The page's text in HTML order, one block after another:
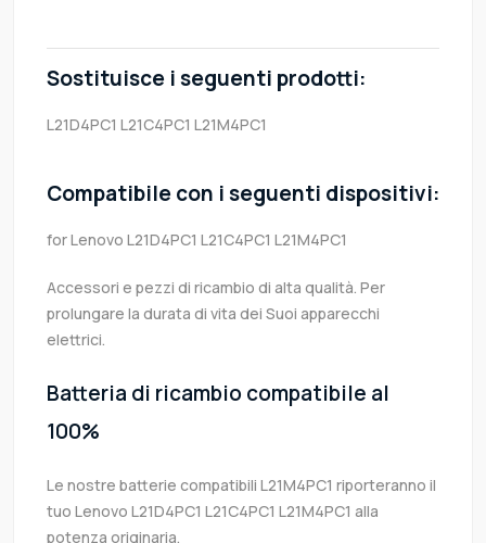
Sostituisce i seguenti prodotti:
L21D4PC1 L21C4PC1 L21M4PC1
Compatibile con i seguenti dispositivi:
for Lenovo L21D4PC1 L21C4PC1 L21M4PC1
Accessori e pezzi di ricambio di alta qualità. Per
prolungare la durata di vita dei Suoi apparecchi
elettrici.
Batteria di ricambio compatibile al
100%
Le nostre batterie compatibili L21M4PC1 riporteranno il
tuo Lenovo L21D4PC1 L21C4PC1 L21M4PC1 alla
potenza originaria.